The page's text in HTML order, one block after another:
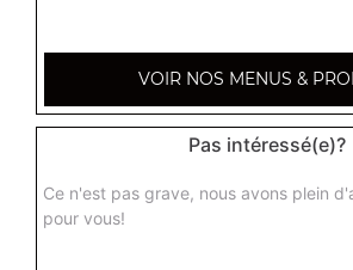
VOIR NOS MENUS &
Pas intéressé(e)?
Ce n'est pas grave, nous avons plein
pour vous!